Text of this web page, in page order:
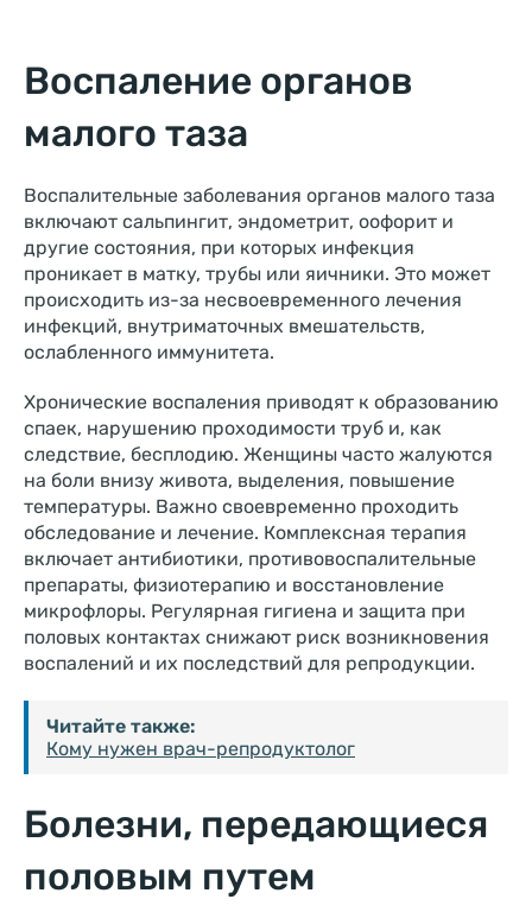
Воспаление органов
малого таза
Воспалительные заболевания органов малого таза
включают сальпингит, эндометрит, оофорит и
другие состояния, при которых инфекция
проникает в матку, трубы или яичники. Это может
происходить из-за несвоевременного лечения
инфекций, внутриматочных вмешательств,
ослабленного иммунитета.
Хронические воспаления приводят к образованию
спаек, нарушению проходимости труб и, как
следствие, бесплодию. Женщины часто жалуются
на боли внизу живота, выделения, повышение
температуры. Важно своевременно проходить
обследование и лечение. Комплексная терапия
включает антибиотики, противовоспалительные
препараты, физиотерапию и восстановление
микрофлоры. Регулярная гигиена и защита при
половых контактах снижают риск возникновения
воспалений и их последствий для репродукции.
Читайте также:
Кому нужен врач-репродуктолог
Болезни, передающиеся
половым путем